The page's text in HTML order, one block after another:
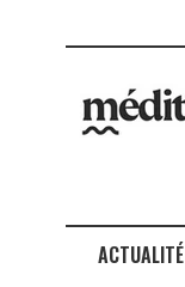
ACTUALITÉ